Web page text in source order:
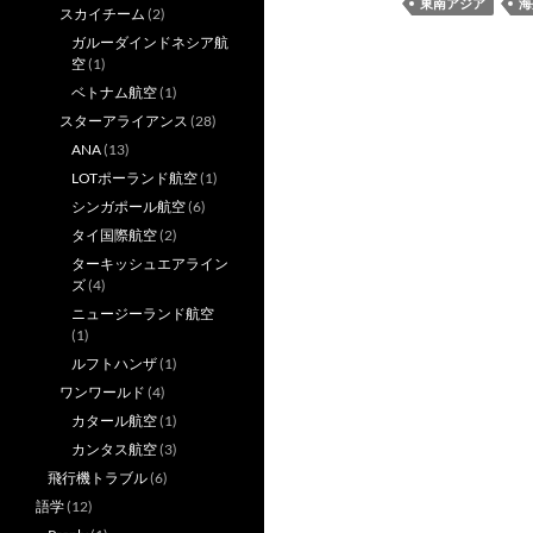
スカイチーム (2)
ガルーダインドネシア航
空(1)
ベトナム航空(1)
スターアライアンス (28)
ANA(13)
LOTポーランド航空(1)
シンガポール航空(6)
タイ国際航空(2)
ターキッシュエアライン
ズ(4)
ニュージーランド航空
(1)
ルフトハンザ(1)
ワンワールド (4)
カタール航空(1)
カンタス航空(3)
飛行機トラブル(6)
語学(12)